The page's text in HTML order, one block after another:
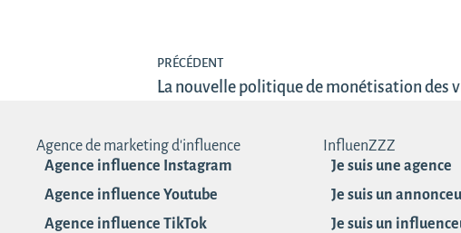
PRÉCÉDENT
La nouvelle politique de monétisation des
Agence de marketing d'influence
Agence influence Instagram
Agence influence Youtube
Agence influence TikTok
InfluenZZZ
Je suis une agence
Je suis un
Je suis un